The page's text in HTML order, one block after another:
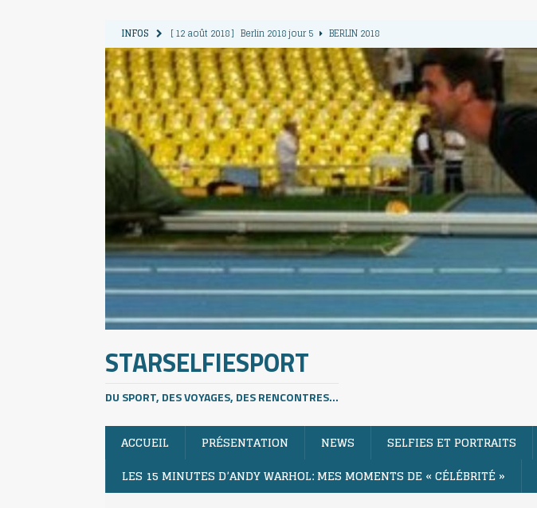
INFOS [ 12 août 2018 ] Berlin 2018 jour 5
BERLIN 2018
[ 11 août 2018 ] Berlin 2018 jour 4
BERLIN 2018
[ 10 août 2018 ] Berlin 2018 Jour 3
BERLIN 2018
[ 9 août 2018 ] Berlin 2018 jour 2
BERLIN 2018
[ 13 août 2018 ] Berlin 2018 jour 6 BERLIN 2018
STARSELFIESPORT
DU SPORT, DES VOYAGES, DES RENCONTRES...
ACCUEIL PRÉSENTATION NEWS SELFIES ET PORTRAITS
LES 15 MINUTES D’ANDY WARHOL: MES MOMENTS DE « CÉLÉBRITÉ »